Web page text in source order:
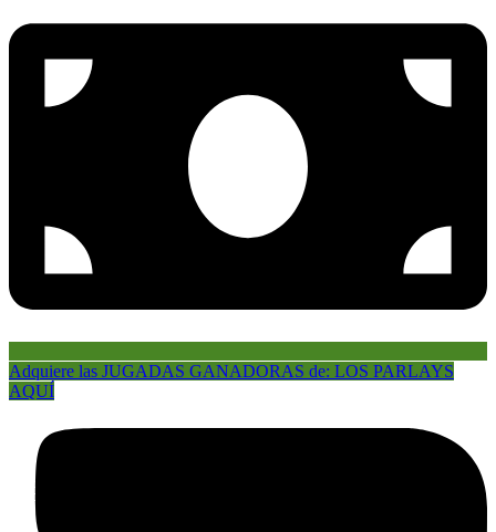
Adquiere las JUGADAS GANADORAS de: LOS PARLAYS
AQUÍ